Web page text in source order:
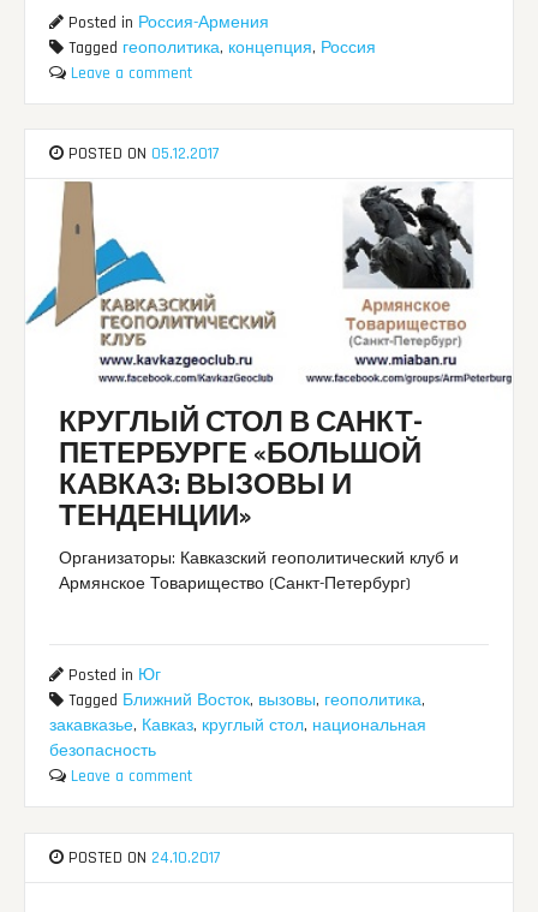
Posted in Россия-Армения
Tagged геополитика, концепция, Россия
Leave a comment
POSTED ON 05.12.2017
КРУГЛЫЙ СТОЛ В САНКТ-
ПЕТЕРБУРГЕ «БОЛЬШОЙ
КАВКАЗ: ВЫЗОВЫ И
ТЕНДЕНЦИИ»
Организаторы: Кавказский геополитический клуб и
Армянское Товарищество (Санкт-Петербург)
Posted in Юг
Tagged Ближний Восток, вызовы, геополитика,
закавказье, Кавказ, круглый стол, национальная
безопасность
Leave a comment
POSTED ON 24.10.2017